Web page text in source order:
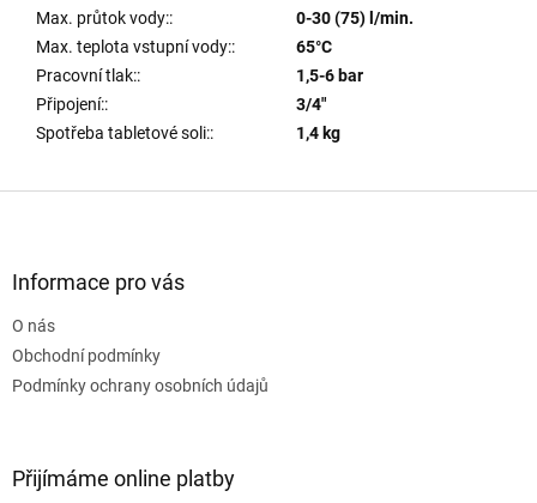
Max. průtok vody::
0-30 (75) l/min.
Max. teplota vstupní vody::
65°C
Pracovní tlak::
1,5-6 bar
Připojení::
3/4"
Spotřeba tabletové soli:: 1,4 kg
Informace pro vás
O nás
Obchodní podmínky
Podmínky ochrany osobních údajů
Přijímáme online platby